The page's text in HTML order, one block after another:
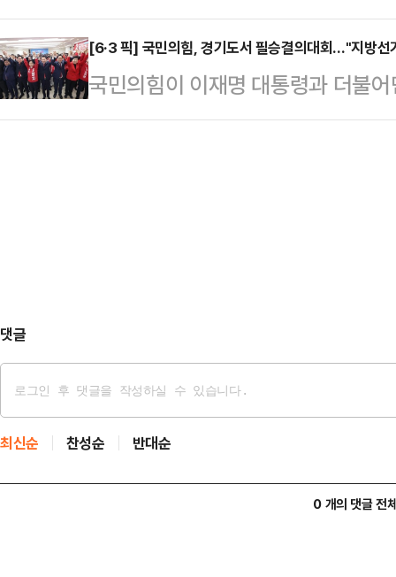
소득 비과세 혜택은 유지된다…
했다. 이번 공람은 내달 1일까지 진
픽훼미리타운(문정동)과 아시아선
불리는 대단지로, 지하철 5·9호선
이용할 수 있는 더블 역세권에 위…
이 울릉군과 시공사 측을 상대로 낸
민사14부(김영학 부장판사)는 A군
사 관계자 등을 상대로 제기한 약 6
일부 승소 판결을 했다고 6일 밝혔
[6·3 픽] 국민의힘, 경기도서 필승결의대회…"지방선
국민의힘이 이재명 대통령과 더불
비판을 쏟아내며 파상공세를 펼쳤
댓글
최신순 찬성순 반대순
0 개의 댓글 전